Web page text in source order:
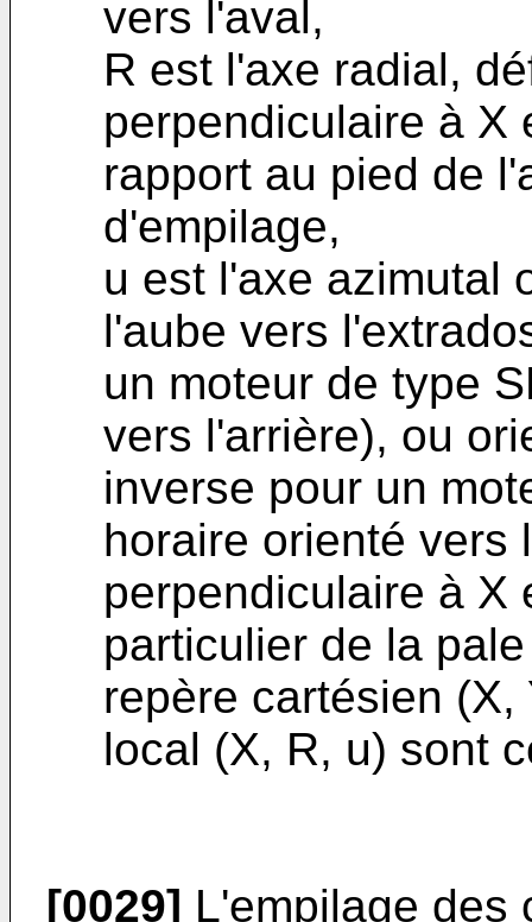
vers l'aval,
R est l'axe radial,
perpendiculaire à X
rapport au pied de
d'empilage,
u est l'axe azimutal
l'aube vers
un moteur de type
vers l'arrière), ou
inverse pour un
horaire orienté vers
perpendiculaire à X
particulier de la
repère cartésien
local (X, R, u) sont
[0029] L'empilage des